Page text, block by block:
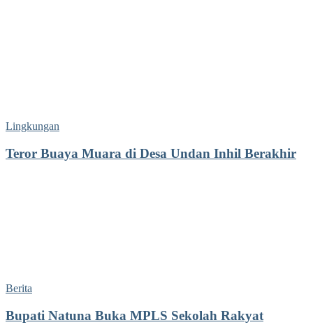
Lingkungan
Teror Buaya Muara di Desa Undan Inhil Berakhir
Berita
Bupati Natuna Buka MPLS Sekolah Rakyat